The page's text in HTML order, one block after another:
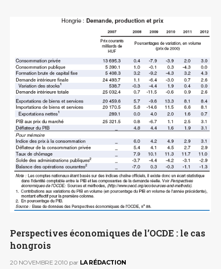
Perspectives économiques de l’OCDE : le cas
hongrois
20 NOVEMBRE 2010 par LA RÉDACTION